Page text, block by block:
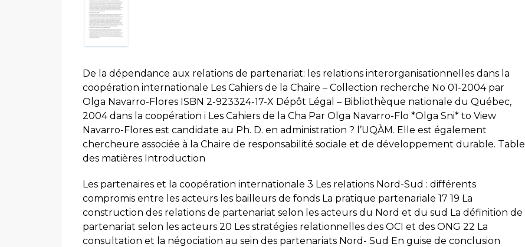
De la dépendance aux relations de partenariat: les relations interorganisationnelles dans la
coopération internationale Les Cahiers de la Chaire – Collection recherche No 01-2004 par
Olga Navarro-Flores ISBN 2-923324-17-X Dépôt Légal – Bibliothèque nationale du Québec,
2004 dans la coopération i Les Cahiers de la Cha Par Olga Navarro-Flo *Olga Sni* to View
Navarro-Flores est candidate au Ph. D. en administration ? l’UQÀM. Elle est également
chercheure associée à la Chaire de responsabilité sociale et de développement durable. Table
des matières Introduction
Les partenaires et la coopération internationale 3 Les relations Nord-Sud : différents
compromis entre les acteurs les bailleurs de fonds La pratique partenariale 17 19 La
construction des relations de partenariat selon les acteurs du Nord et du sud La définition de
partenariat selon les acteurs 20 Les stratégies relationnelles des OCI et des ONG 22 La
consultation et la négociation au sein des partenariats Nord- Sud En guise de conclusion